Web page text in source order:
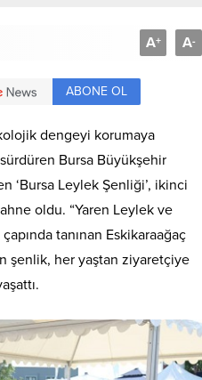
A+ A-
ABONE OL
dengeyi korumaya
sürdüren Bursa Büyükşehir
‘Bursa Leylek Şenliği’, ikinci
oldu. “Yaren Leylek ve
tanınan Eskikaraağaç
şenlik, her yaştan ziyaretçiye